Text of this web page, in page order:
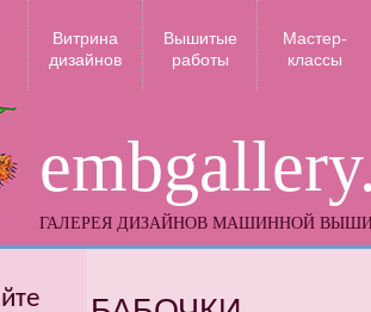
ГАЛЕРЕЯ ДИЗАЙНОВ МАШИННОЙ
Витрина
дизайнов
Вышитые
работы
Мастер-
классы